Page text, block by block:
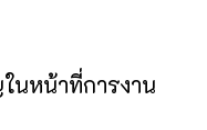
นหน้าที่การงาน